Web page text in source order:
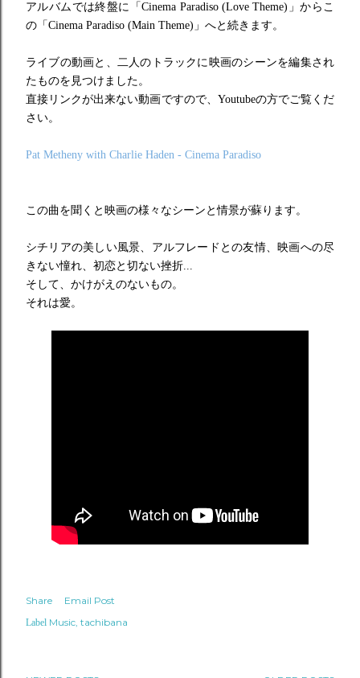
アルバムでは終盤に「Cinema Paradiso (Love Theme)」からこ
の「Cinema Paradiso (Main Theme)」へと続きます。
ライブの動画と、二人のトラックに映画のシーンを編集され
たものを見つけました。
直接リンクが出来ない動画ですので、Youtubeの方でご覧くだ
さい。
Pat Metheny with Charlie Haden - Cinema Paradiso
この曲を聞くと映画の様々なシーンと情景が蘇ります。
シチリアの美しい風景、アルフレードとの友情、映画への尽
きない憧れ、初恋と切ない挫折...
そして、かけがえのないもの。
それは愛。
Share Email Post
Label Music tachibana